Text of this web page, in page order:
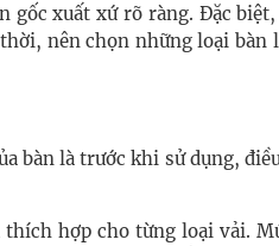
gốc xuất xứ rõ ràng. Đặc
nên chọn những loại bàn
bàn là trước khi sử dụng,
thích hợp cho từng loại vải.